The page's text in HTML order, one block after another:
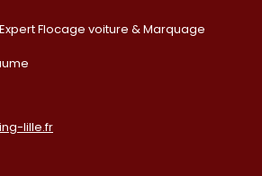
Flocage voiture & Marquage
lille.fr